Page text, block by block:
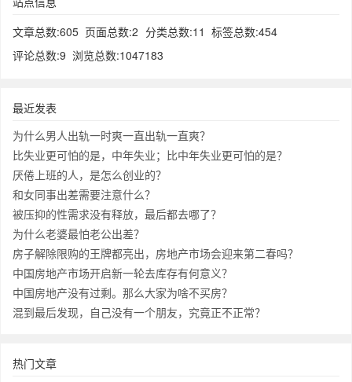
文章总数:605 页面总数:2 分类总数:11 标签总数:454
评论总数:9 浏览总数:1047183
最近发表
为什么男人出轨一时爽一直出轨一直爽？
比失业更可怕的是，中年失业；比中年失业更可怕的是？
厌倦上班的人，是怎么创业的？
和女同事出差需要注意什么？
被压抑的性需求没有释放，最后都去哪了？
为什么老婆最怕老公出差？
房子解除限购的王牌都亮出，房地产市场会迎来第二春吗？
中国房地产市场开启新一轮去库存有何意义？
中国房地产没有过剩。那么大家为啥不买房？
混到最后发现，自己没有一个朋友，究竟正不正常？
热门文章